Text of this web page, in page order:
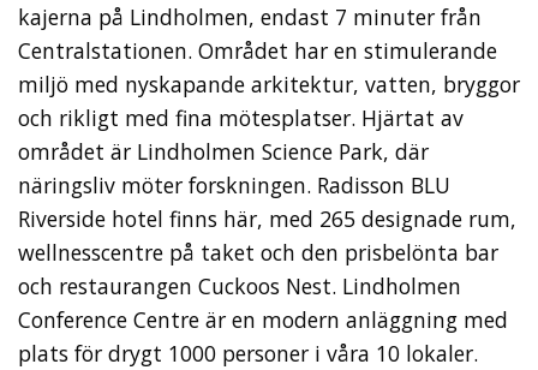
kajerna på Lindholmen, endast 7 minuter från
Centralstationen. Området har en stimulerande
miljö med nyskapande arkitektur, vatten, bryggor
och rikligt med fina mötesplatser. Hjärtat av
området är Lindholmen Science Park, där
näringsliv möter forskningen. Radisson BLU
Riverside hotel finns här, med 265 designade rum,
wellnesscentre på taket och den prisbelönta bar
och restaurangen Cuckoos Nest. Lindholmen
Conference Centre är en modern anläggning med
plats för drygt 1000 personer i våra 10 lokaler.